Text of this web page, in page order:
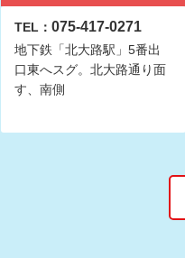
TEL： 075-417-0271
地下鉄「北大路駅」5番出
口東へスグ。北大路通り面
す、南側